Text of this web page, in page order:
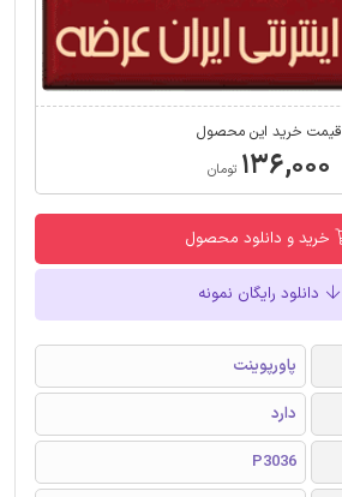
قیمت خرید این محصول
۱۳۶,۰۰۰ تومان
خرید و دانلود محصول
دانلود رایگان نمونه
پاورپوینت
دارد
P3036